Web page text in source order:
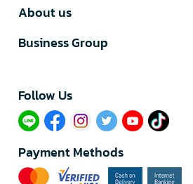
About us
Business Group
Follow Us​
Payment Methods